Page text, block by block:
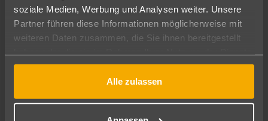
soziale Medien, Werbung und Analysen weiter. Unsere
Partner führen diese Informationen möglicherweise mit
weiteren Daten zusammen, die Sie ihnen bereitgestellt
gesammelt haben.
Alle zulassen
Abflughafen
Alle Abflughäfen
10.08.26–08.08.27 7-21 Nächte